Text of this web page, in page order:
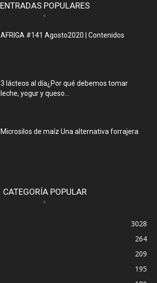
ENTRADAS POPULARES
AFRIGA #141 Agosto2020 | Contenidos
3 lácteos al día¿Por qué debemos tomar
leche, yogur y queso...
Microsilos de maíz Una alternativa forrajera
CATEGORÍA POPULAR
3028
264
209
195